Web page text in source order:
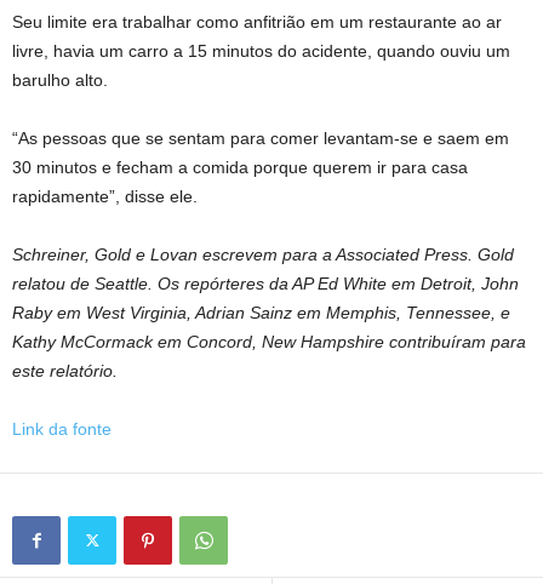
Seu limite era trabalhar como anfitrião em um restaurante ao ar
livre, havia um carro a 15 minutos do acidente, quando ouviu um
barulho alto.
“As pessoas que se sentam para comer levantam-se e saem em
30 minutos e fecham a comida porque querem ir para casa
rapidamente”, disse ele.
Schreiner, Gold e Lovan escrevem para a Associated Press. Gold
relatou de Seattle. Os repórteres da AP Ed White em Detroit, John
Raby em West Virginia, Adrian Sainz em Memphis, Tennessee, e
Kathy McCormack em Concord, New Hampshire contribuíram para
este relatório.
Link da fonte